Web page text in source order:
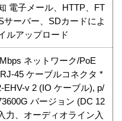
電子メール、HTTP、FT
サーバー、SDカードによ
ルアップロード
ネットワーク/PoE
45 ケーブルコネクタ *
EHV-v 2 (IO ケーブル), p/
バージョン (DC 12
力、オーディオライン入